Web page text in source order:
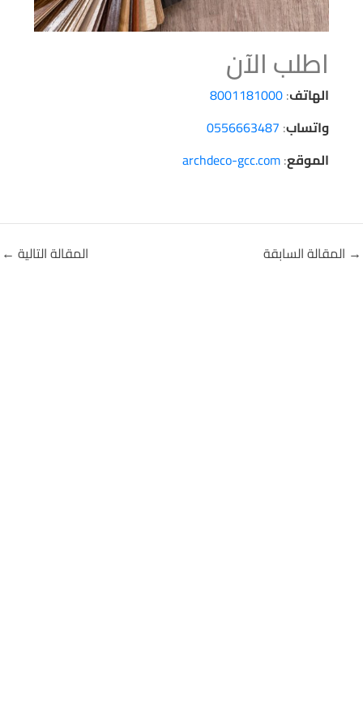
اطلب الآن
الهاتف:
8001181000
واتساب:
0556663487
الموقع:
archdeco-gcc.com
→ المقالة السابقة المقالة التالية ←